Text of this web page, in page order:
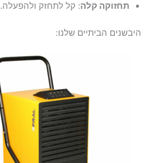
תחזוקה קלה: קל לתחזק ולהפעלה.
היבשנים הביתיים שלנו: